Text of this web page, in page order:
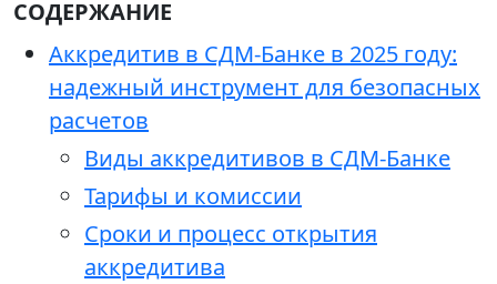
СОДЕРЖАНИЕ
Аккредитив в СДМ-Банке в 2025 году:
надежный инструмент для безопасных
расчетов
Виды аккредитивов в СДМ-Банке
Тарифы и комиссии
Сроки и процесс открытия
аккредитива